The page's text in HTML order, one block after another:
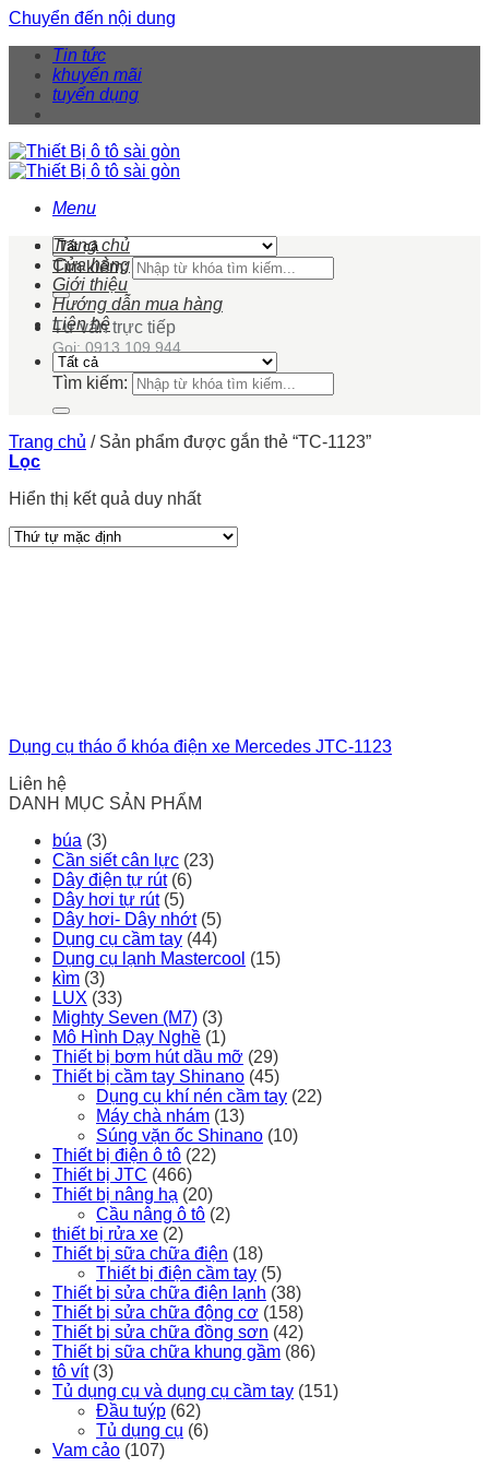
Chuyển đến nội dung
Tin tức
khuyến mãi
tuyển dụng
Menu
Tìm kiếm:
Tư vấn trực tiếp
Gọi: 0913 109 944
Trang chủ
Cửa hàng
Giới thiệu
Hướng dẫn mua hàng
Liên hệ
Tìm kiếm:
Trang chủ /Sản phẩm được gắn thẻ “TC-1123”
Lọc
Hiển thị kết quả duy nhất
Dụng cụ tháo ổ khóa điện xe Mercedes JTC-1123
Liên hệ
DANH MỤC SẢN PHẨM
búa (3)
Cần siết cân lực (23)
Dây điện tự rút (6)
Dây hơi tự rút (5)
Dây hơi- Dây nhớt (5)
Dụng cụ cầm tay (44)
Dụng cụ lạnh Mastercool (15)
kìm (3)
LUX (33)
Mighty Seven (M7) (3)
Mô Hình Dạy Nghề (1)
Thiết bị bơm hút dầu mỡ (29)
Thiết bị cầm tay Shinano (45)
Dụng cụ khí nén cầm tay (22)
Máy chà nhám (13)
Súng vặn ốc Shinano (10)
Thiết bị điện ô tô (22)
Thiết bị JTC (466)
Thiết bị nâng hạ (20)
Cầu nâng ô tô (2)
thiết bị rửa xe (2)
Thiết bị sữa chữa điện (18)
Thiết bị điện cầm tay (5)
Thiết bị sửa chữa điện lạnh (38)
Thiết bị sửa chữa động cơ (158)
Thiết bị sửa chữa đồng sơn (42)
Thiết bị sữa chữa khung gầm (86)
tô vít (3)
Tủ dụng cụ và dụng cụ cầm tay (151)
Đầu tuýp (62)
Tủ dụng cụ (6)
Vam cảo (107)